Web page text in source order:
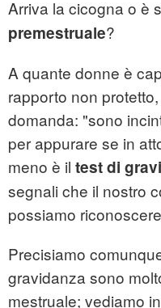
Arriva la cicogna o è
premestruale?
A quante donne è
rapporto non
domanda: "sono
per appurare se in
meno è il test di
segnali che il nostro
possiamo
Precisiamo
gravidanza sono
mestruale; vediamo